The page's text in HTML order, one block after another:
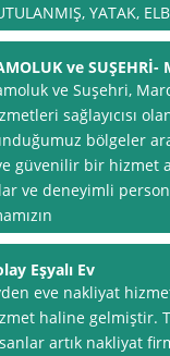
YATAK,
ve SUŞEHRİ-
ve Suşehri,
sağlayıcısı
bölgeler
güvenilir bir hizmet
ve deneyimli
Eşyalı Ev
eve nakliyat
haline gelmiştir.
artık nakliyat